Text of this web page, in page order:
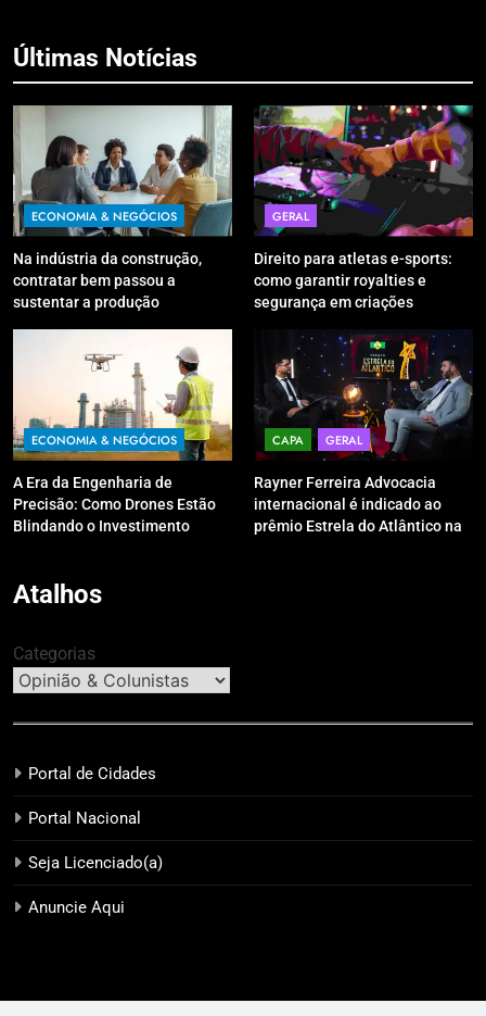
Últimas Notícias
ECONOMIA & NEGÓCIOS
Na indústria da construção,
contratar bem passou a
sustentar a produção
GERAL
Direito para atletas e-sports:
como garantir royalties e
segurança em criações
ECONOMIA & NEGÓCIOS
A Era da Engenharia de
Precisão: Como Drones Estão
Blindando o Investimento
CAPA GERAL
Rayner Ferreira Advocacia
internacional é indicado ao
prêmio Estrela do Atlântico na
Atalhos
Categorias
Portal de Cidades
Portal Nacional
Seja Licenciado(a)
Anuncie Aqui